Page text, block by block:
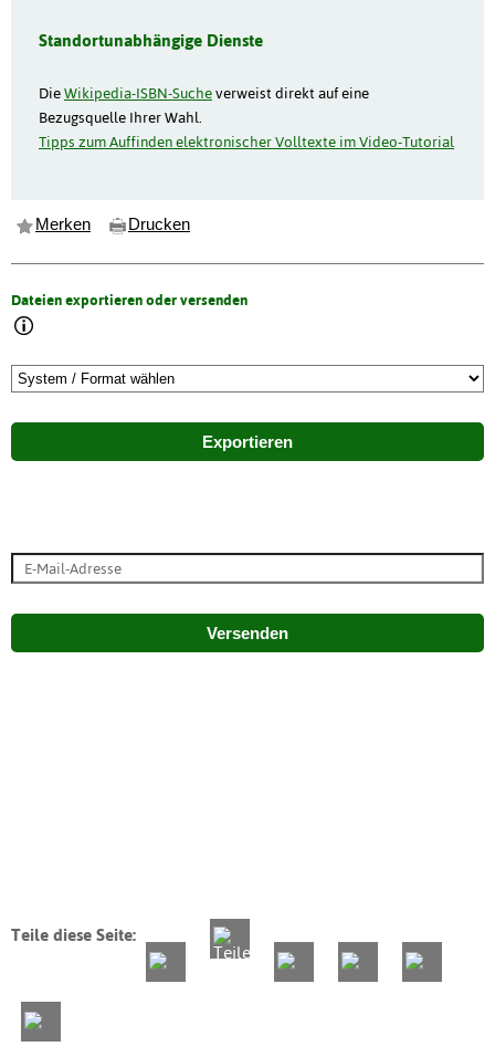
Standortunabhängige Dienste
DieWikipedia-ISBN-Sucheverweist direkt auf eine
Bezugsquelle Ihrer Wahl.
Tipps zum Auffinden elektronischer Volltexte im Video-Tutorial
Merken Drucken
Dateien exportieren oder versenden
Exportieren
Versenden
Teile diese Seite: